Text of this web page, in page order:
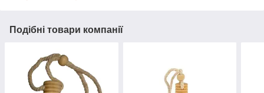
Подібні товари компанії